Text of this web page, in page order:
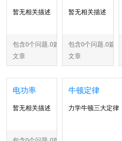
暂无相关描述
包含0个问题.0篇
文章
暂无相关描述
包含0个问题.0篇
文章
电功率
暂无相关描述
牛顿定律
力学牛顿三大定律